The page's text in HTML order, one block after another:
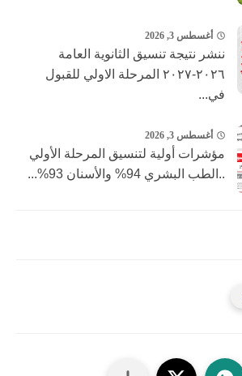
أغسطس 3, 2026
ننشر نتيجة تنسيق الثانوية العامة
٢٠٢٦-٢٠٢٧ المرحلة الاولي للقبول
في...
أغسطس 3, 2026
مؤشرات أولية لتنسيق المرحلة الأولي
..الطب البشري 94% والأسنان 93%...